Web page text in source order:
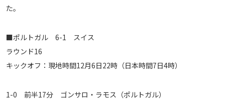
運営会社
ご利用にあたって
プライバシーポリシー
た。
■ポルトガル 6-1 スイス
ラウンド16
キックオフ：現地時間12月6日22時（日本時間7日4時）
1-0 前半17分 ゴンサロ・ラモス（ポルトガル）